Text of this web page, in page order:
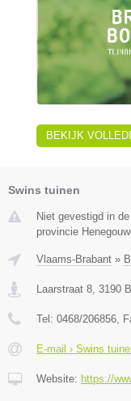
BEKIJK
Swins tuinen
Niet gevestigd in
provincie
Vlaams-Brabant »
Laarstraat 8, 3190
Tel: 0468/206856,
E-mail › Swins
Website: https://